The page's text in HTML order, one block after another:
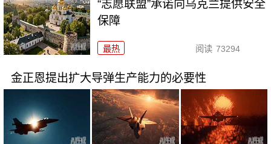
“志愿联盟”承诺向乌克兰提供安全
保障
最热 阅读 73294
金正恩提出扩大导弹生产能力的必要性